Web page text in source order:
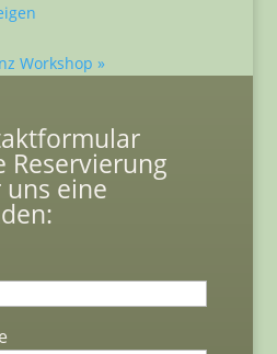
Workshop»
Reservierung
eine